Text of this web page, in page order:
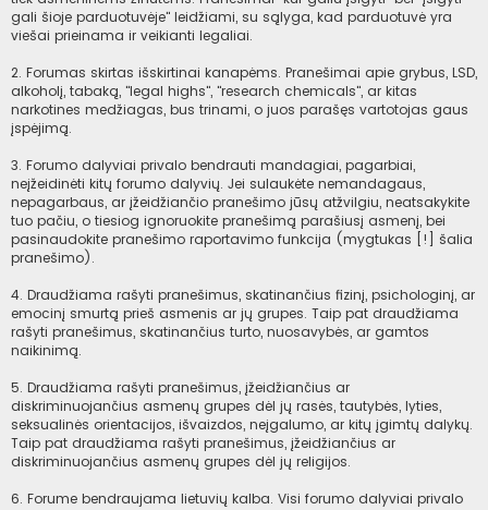
gali šioje parduotuvėje" leidžiami, su sąlyga, kad parduotuvė yra
viešai prieinama ir veikianti legaliai.
2. Forumas skirtas išskirtinai kanapėms. Pranešimai apie grybus, LSD,
alkoholį, tabaką, "legal highs", "research chemicals", ar kitas
narkotines medžiagas, bus trinami, o juos parašęs vartotojas gaus
įspėjimą.
3. Forumo dalyviai privalo bendrauti mandagiai, pagarbiai,
neįžeidinėti kitų forumo dalyvių. Jei sulaukėte nemandagaus,
nepagarbaus, ar įžeidžiančio pranešimo jūsų atžvilgiu, neatsakykite
tuo pačiu, o tiesiog ignoruokite pranešimą parašiusį asmenį, bei
pasinaudokite pranešimo raportavimo funkcija (mygtukas [!] šalia
pranešimo).
4. Draudžiama rašyti pranešimus, skatinančius fizinį, psichologinį, ar
emocinį smurtą prieš asmenis ar jų grupes. Taip pat draudžiama
rašyti pranešimus, skatinančius turto, nuosavybės, ar gamtos
naikinimą.
5. Draudžiama rašyti pranešimus, įžeidžiančius ar
diskriminuojančius asmenų grupes dėl jų rasės, tautybės, lyties,
seksualinės orientacijos, išvaizdos, neįgalumo, ar kitų įgimtų dalykų.
Taip pat draudžiama rašyti pranešimus, įžeidžiančius ar
diskriminuojančius asmenų grupes dėl jų religijos.
6. Forume bendraujama lietuvių kalba. Visi forumo dalyviai privalo